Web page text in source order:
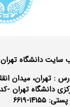
سایت دانشگاه تهران
۶۶۱۹